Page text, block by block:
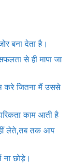
बना देता है।
से ही मापा जा
करे जितना मैं उससे
काम आती है
लेते,तब तक आप
छोड़े।